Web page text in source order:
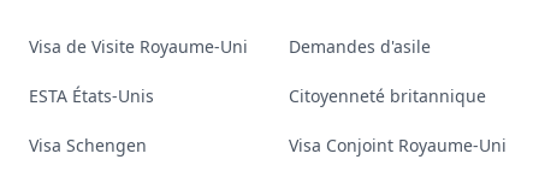
Visa de Visite Royaume-Uni
ESTA États-Unis
Visa Schengen
Demandes d'asile
Citoyenneté britannique
Visa Conjoint Royaume-Uni